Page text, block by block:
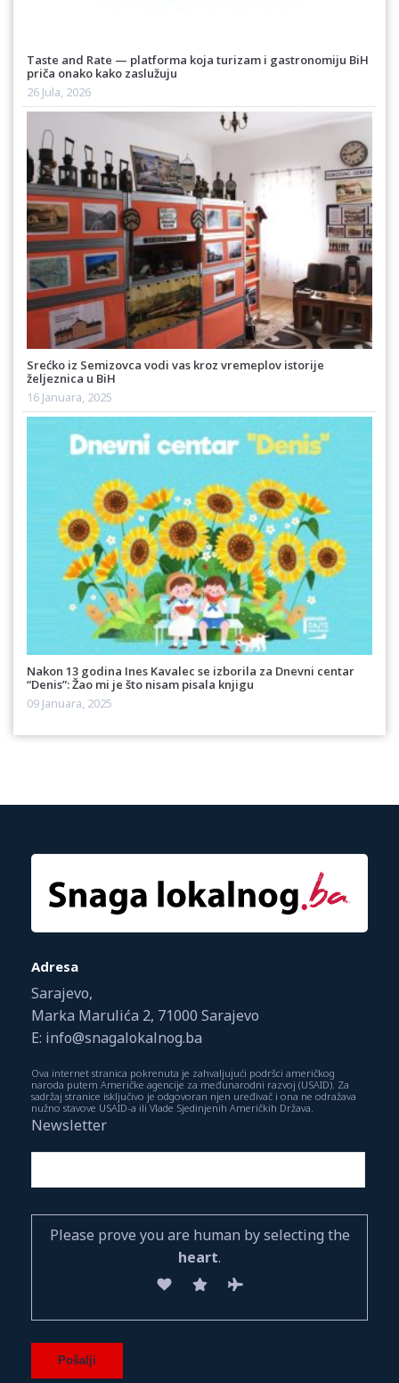
Taste and Rate — platforma koja turizam i gastronomiju BiH
priča onako kako zaslužuju
26 Jula, 2026
Srećko iz Semizovca vodi vas kroz vremeplov istorije
željeznica u BiH
16 Januara, 2025
Nakon 13 godina Ines Kavalec se izborila za Dnevni centar
“Denis”: Žao mi je što nisam pisala knjigu
09 Januara, 2025
Adresa
Sarajevo,
Marka Marulića 2, 71000 Sarajevo
E: info@snagalokalnog.ba
Ova internet stranica pokrenuta je zahvaljujući podršci američkog
naroda putem Američke agencije za međunarodni razvoj (USAID). Za
sadržaj stranice isključivo je odgovoran njen uređivač i ona ne odražava
nužno stavove USAID-a ili Vlade Sjedinjenih Američkih Država.
Newsletter
Please prove you are human by selecting the
heart.